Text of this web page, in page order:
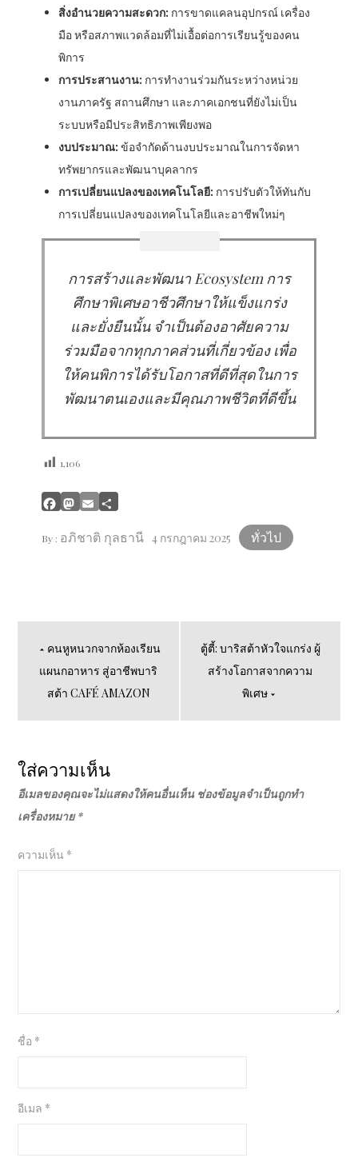
สิ่งอำนวยความสะดวก: การขาดแคลนอุปกรณ์ เครื่อง
มือ หรือสภาพแวดล้อมที่ไม่เอื้อต่อการเรียนรู้ของคน
พิการ
การประสานงาน: การทำงานร่วมกันระหว่างหน่วย
งานภาครัฐ สถานศึกษา และภาคเอกชนที่ยังไม่เป็น
ระบบหรือมีประสิทธิภาพเพียงพอ
งบประมาณ: ข้อจำกัดด้านงบประมาณในการจัดหา
ทรัพยากรและพัฒนาบุคลากร
การเปลี่ยนแปลงของเทคโนโลยี: การปรับตัวให้ทันกับ
การเปลี่ยนแปลงของเทคโนโลยีและอาชีพใหม่ๆ
การสร้างและพัฒนา Ecosystem การ
ศึกษาพิเศษอาชีวศึกษาให้แข็งแกร่ง
และยั่งยืนนั้น จำเป็นต้องอาศัยความ
ร่วมมือจากทุกภาคส่วนที่เกี่ยวข้อง เพื่อ
ให้คนพิการได้รับโอกาสที่ดีที่สุดในการ
พัฒนาตนเองและมีคุณภาพชีวิตที่ดีขึ้น
1,106
Facebook
Mastodon
Email
By : อภิชาติ กุลธานี 4 กรกฎาคม 2025 ทั่วไป
แนะแนว
เรื่อง
คนหูหนวกจากห้องเรียน
แผนกอาหาร สู่อาชีพบาริ
สต้า CAFÉ AMAZON
ตู้ตี้: บาริสต้าหัวใจแกร่ง ผู้
สร้างโอกาสจากความ
พิเศษ
ใส่ความเห็น
อีเมลของคุณจะไม่แสดงให้คนอื่นเห็น ช่องข้อมูลจำเป็นถูกทำ
เครื่องหมาย*
ความเห็น *
ชื่อ *
อีเมล *